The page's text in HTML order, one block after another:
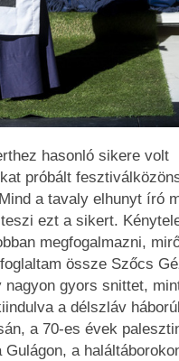
hasonló sikere volt
próbált
a tavaly elhunyt író
ezt a sikert.
megfogalmazni,
össze Szőcs
gyors snittet,
a délszláv
a 70-es évek
a